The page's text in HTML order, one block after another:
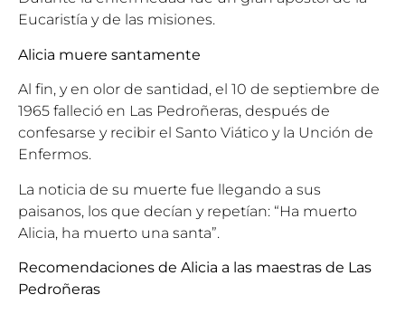
Eucaristía y de las misiones.
Alicia muere santamente
Al fin, y en olor de santidad, el 10 de septiembre de
1965 falleció en Las Pedroñeras, después de
confesarse y recibir el Santo Viático y la Unción de
Enfermos.
La noticia de su muerte fue llegando a sus
paisanos, los que decían y repetían: “Ha muerto
Alicia, ha muerto una santa”.
Recomendaciones de Alicia a las maestras de Las
Pedroñeras